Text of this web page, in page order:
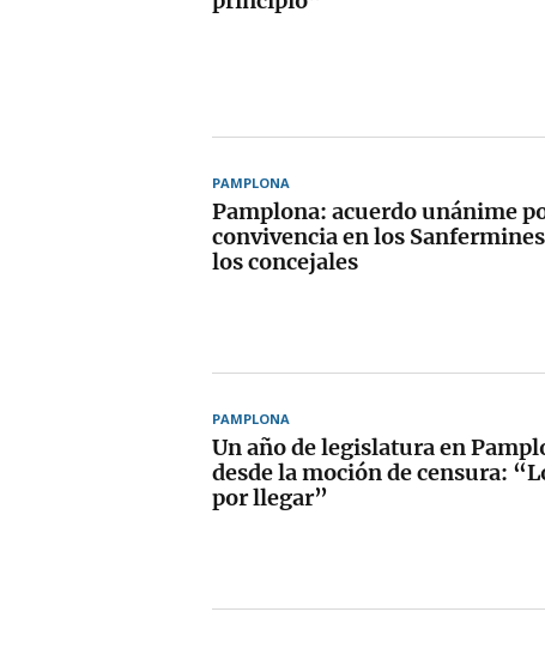
PAMPLONA
Pamplona: acuerdo unánime
convivencia en los
los concejales
PAMPLONA
Un año de legislatura en
desde la moción de censura:
por llegar”